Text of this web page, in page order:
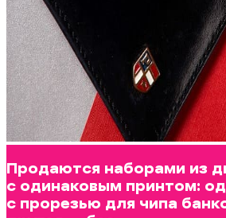
Продаются наборами из
с одинаковым принтом:
с прорезью для чипа